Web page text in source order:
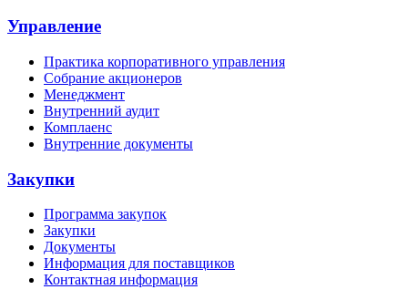
Управление
Практика корпоративного управления
Собрание акционеров
Менеджмент
Внутренний аудит
Комплаенс
Внутренние документы
Закупки
Программа закупок
Закупки
Документы
Информация для поставщиков
Контактная информация